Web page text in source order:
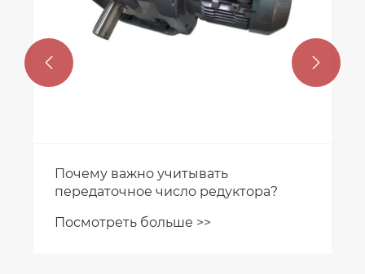
Какие типы редукторов
используются в тяжелой
Посмотреть больше >>
 